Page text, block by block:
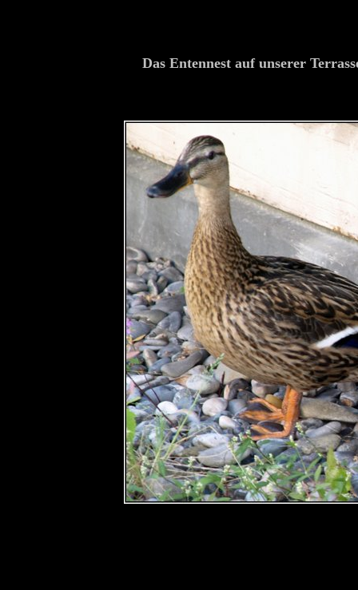
Das Entennest auf unserer